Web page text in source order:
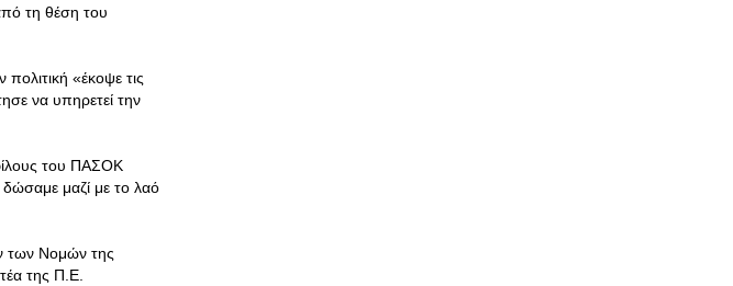
τη θέση του
«έκοψε τις
να υπηρετεί την
του ΠΑΣΟΚ
δώσαμε μαζί με το λαό
των Νομών της
της Π.Ε.